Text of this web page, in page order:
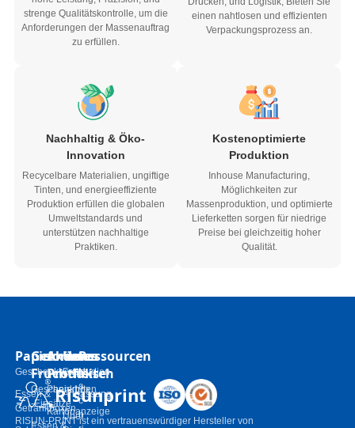
strenge Qualitätskontrolle, um die
Anforderungen der Massenauftrag
zu erfüllen.
einen nahtlosen und effizienten
Verpackungsprozess an.
Nachhaltig & Öko-
Innovation
Recycelbare Materialien, ungiftige
Tinten, und energieeffiziente
Produktion erfüllen die globalen
Umweltstandards und
unterstützen nachhaltige
Praktiken.
Kostenoptimierte
Produktion
Inhouse Manufacturing,
Möglichkeiten zur
Massenproduktion, und optimierte
Lieferketten sorgen für niedrige
Preise bei gleichzeitig hoher
Qualität.
Papierkästen
Geschenkboxen
Essen &
Getränkboxen
Geformtes
Fruchtfleisch
Geschenkbox
-Einsätze
Essen &
Andere
Produkte
Papiertüten
Kartonanzeige
Um
Fallstudien
Anpassung
Über
Ressourcen
N
a
c
h
Risunprint
RISUN-PRINT ist ein vertrauenswürdiger Hersteller von